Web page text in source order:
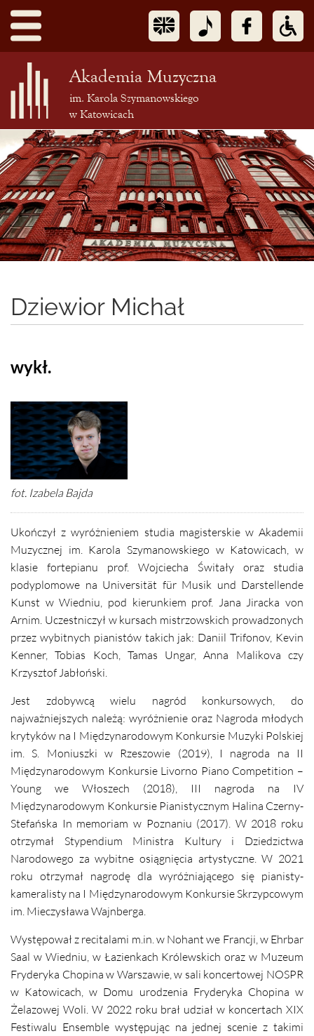
Akademia Muzyczna
im. Karola Szymanowskiego
w Katowicach
Dziewior Michał
wykł.
fot. Izabela Bajda
Ukończył z wyróżnieniem studia magisterskie w Akademii
Muzycznej im. Karola Szymanowskiego w Katowicach, w
klasie fortepianu prof. Wojciecha Świtały oraz studia
podyplomowe na Universität für Musik und Darstellende
Kunst w Wiedniu, pod kierunkiem prof. Jana Jiracka von
Arnim. Uczestniczył w kursach mistrzowskich prowadzonych
przez wybitnych pianistów takich jak: Daniil Trifonov, Kevin
Kenner, Tobias Koch, Tamas Ungar, Anna Malikova czy
Krzysztof Jabłoński.
Jest zdobywcą wielu nagród konkursowych, do
najważniejszych należą: wyróżnienie oraz Nagroda młodych
krytyków na I Międzynarodowym Konkursie Muzyki Polskiej
im. S. Moniuszki w Rzeszowie (2019), I nagroda na II
Międzynarodowym Konkursie Livorno Piano Competition –
Young we Włoszech (2018), III nagroda na IV
Międzynarodowym Konkursie Pianistycznym Halina Czerny-
Stefańska In memoriam w Poznaniu (2017). W 2018 roku
otrzymał Stypendium Ministra Kultury i Dziedzictwa
Narodowego za wybitne osiągnięcia artystyczne. W 2021
roku otrzymał nagrodę dla wyróżniającego się pianisty-
kameralisty na I Międzynarodowym Konkursie Skrzypcowym
im. Mieczysława Wajnberga.
Występował z recitalami m.in. w Nohant we Francji, w Ehrbar
Saal w Wiedniu, w Łazienkach Królewskich oraz w Muzeum
Fryderyka Chopina w Warszawie, w sali koncertowej NOSPR
w Katowicach, w Domu urodzenia Fryderyka Chopina w
Żelazowej Woli. W 2022 roku brał udział w koncertach XIX
Festiwalu Ensemble występując na jednej scenie z takimi